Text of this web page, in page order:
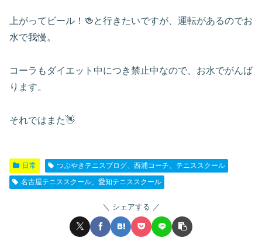
上がってビール！🍻と行きたいですが、運転があるのでお
水で我慢。
コーラもダイエット中につき禁止中なので、お水でがんば
ります。
それではまた👋
日常
つぶやきテニスブログ、西浦コーチ、テニススクール
名古屋テニススクール、愛知テニススクール
シェアする